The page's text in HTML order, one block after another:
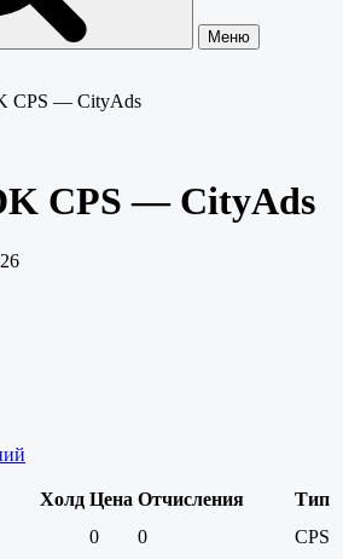
Меню
CPS — CityAds
CPS — CityAds
Холд Цена Отчисления
Тип
0 0
CPS